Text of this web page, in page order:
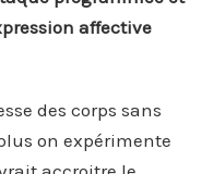
affective
des corps sans
on expérimente